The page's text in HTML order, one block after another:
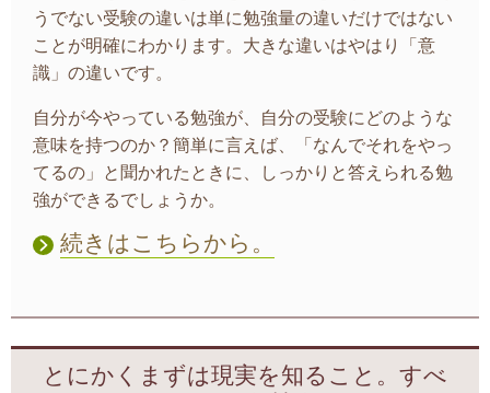
うでない受験の違いは単に勉強量の違いだけではない
ことが明確にわかります。大きな違いはやはり「意
識」の違いです。
自分が今やっている勉強が、自分の受験にどのような
意味を持つのか？簡単に言えば、「なんでそれをやっ
てるの」と聞かれたときに、しっかりと答えられる勉
強ができるでしょうか。
続きはこちらから。
とにかくまずは現実を知ること。すべ